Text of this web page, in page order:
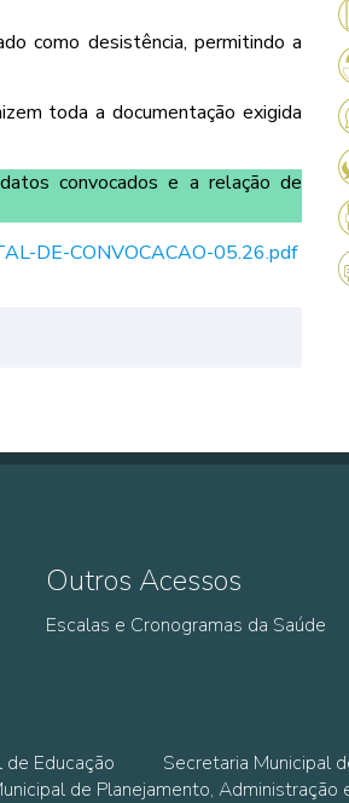
como desistência, permitindo a
toda a documentação exigida
convocados e a relação de
DE-CONVOCACAO-05.26.pdf
Outros Acessos
Escalas e Cronogramas da Saúde
Educação
Secretaria Municipal
de Planejamento, Administração